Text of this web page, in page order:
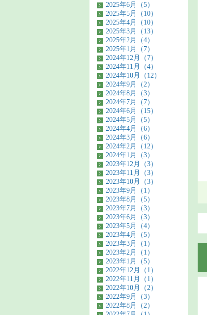
2025年6月（5）
2025年5月（10）
2025年4月（10）
2025年3月（13）
2025年2月（4）
2025年1月（7）
2024年12月（7）
2024年11月（4）
2024年10月（12）
2024年9月（2）
2024年8月（3）
2024年7月（7）
2024年6月（15）
2024年5月（5）
2024年4月（6）
2024年3月（6）
2024年2月（12）
2024年1月（3）
2023年12月（3）
2023年11月（3）
2023年10月（3）
2023年9月（1）
2023年8月（5）
2023年7月（3）
2023年6月（3）
2023年5月（4）
2023年4月（5）
2023年3月（1）
2023年2月（1）
2023年1月（5）
2022年12月（1）
2022年11月（1）
2022年10月（2）
2022年9月（3）
2022年8月（2）